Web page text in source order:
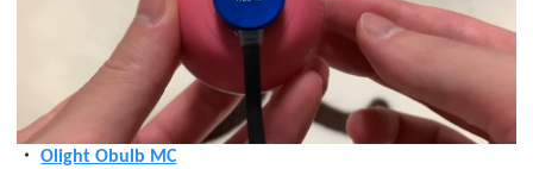
・ Olight Obulb MC